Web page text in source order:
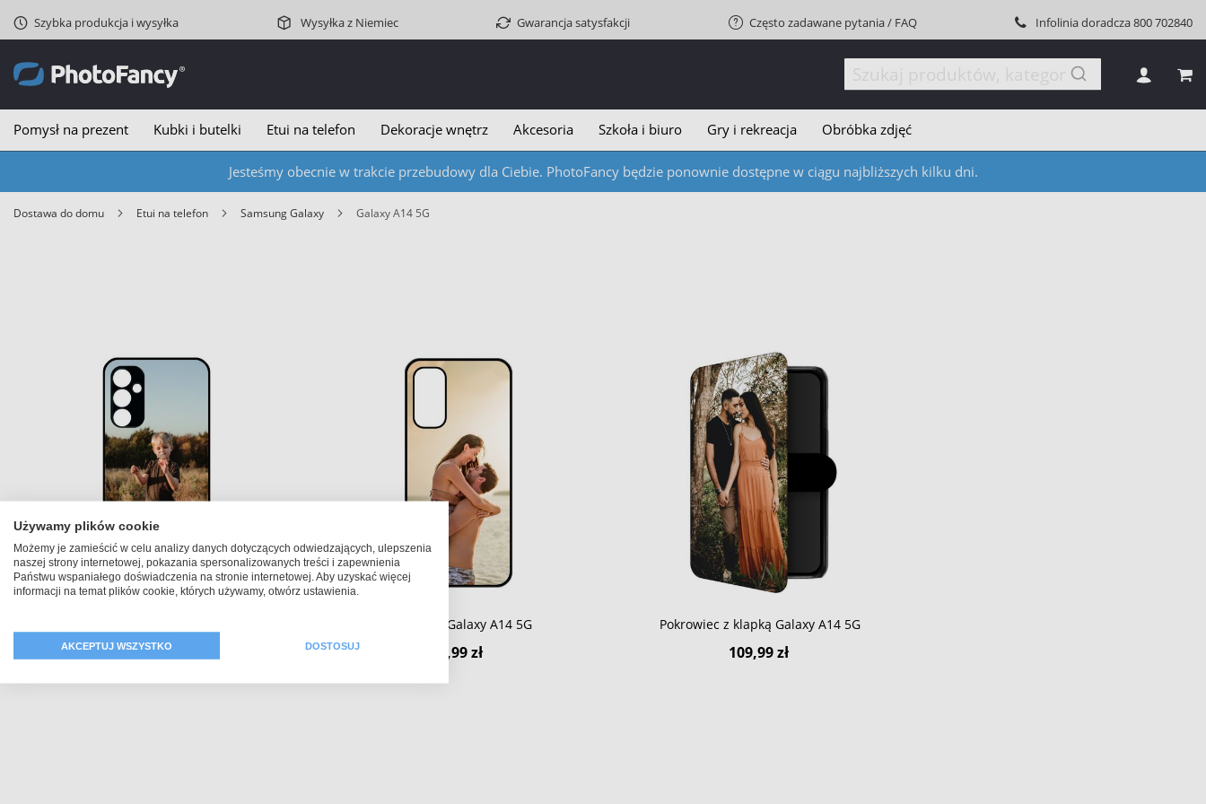
Szybka produkcja i wysyłka Wysyłka z Niemiec Gwarancja satysfakcji Często zadawane pytania / FAQ Infolinia doradcza800 702840
Pomysł na prezent Kubki i butelki Etui na telefon Dekoracje wnętrz Akcesoria Szkoła i biuro Gry i rekreacja Obróbka zdjęć
Jesteśmy obecnie w trakcie przebudowy dla Ciebie. PhotoFancy będzie ponownie dostępne w ciągu najbliższych kilku dni.
Dostawa do domu Etui na telefon Samsung Galaxy Galaxy A14 5G
79,99 zł
Obudowa Galaxy A14 5G
99,99 zł
Pokrowiec z klapką Galaxy A14 5G
109,99 zł
Używamy plików cookie
Możemy je zamieścić w celu analizy danych dotyczących odwiedzających, ulepszenia
naszej strony internetowej, pokazania spersonalizowanych treści i zapewnienia
Państwu wspaniałego doświadczenia na stronie internetowej. Aby uzyskać więcej
informacji na temat plików cookie, których używamy, otwórz ustawienia.
AKCEPTUJ WSZYSTKO DOSTOSUJ